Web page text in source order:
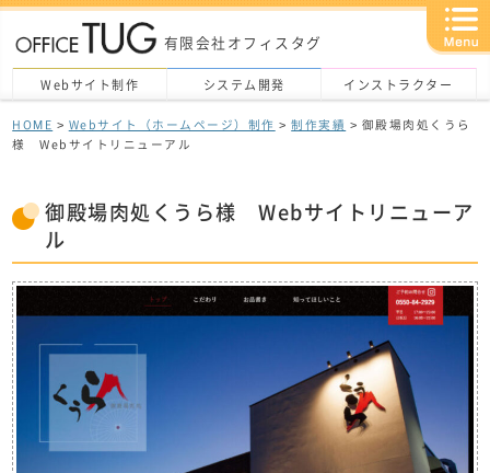
有限会社オフィスタグ
Webサイト制作 システム開発 インストラクター
HOME > Webサイト（ホームページ）制作 >制作実績 > 御殿場肉処くうら
様 Webサイトリニューアル
御殿場肉処くうら様 Webサイトリニューア
ル